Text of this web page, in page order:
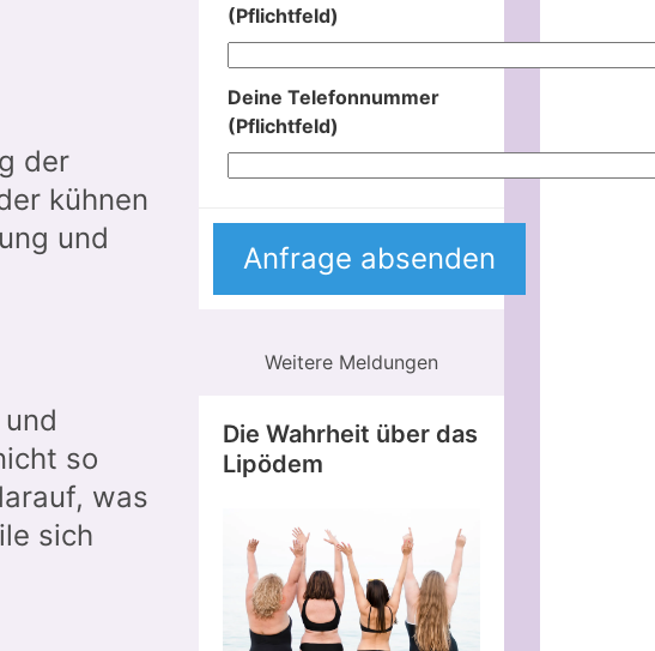
der
kühnen
und
so
was
sich
(Pflichtfeld)
Deine Telefonnummer
(Pflichtfeld)
Weitere Meldungen
Die Wahrheit über das
Lipödem